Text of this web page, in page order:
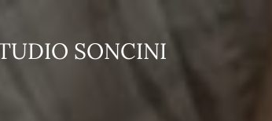
SONCINI